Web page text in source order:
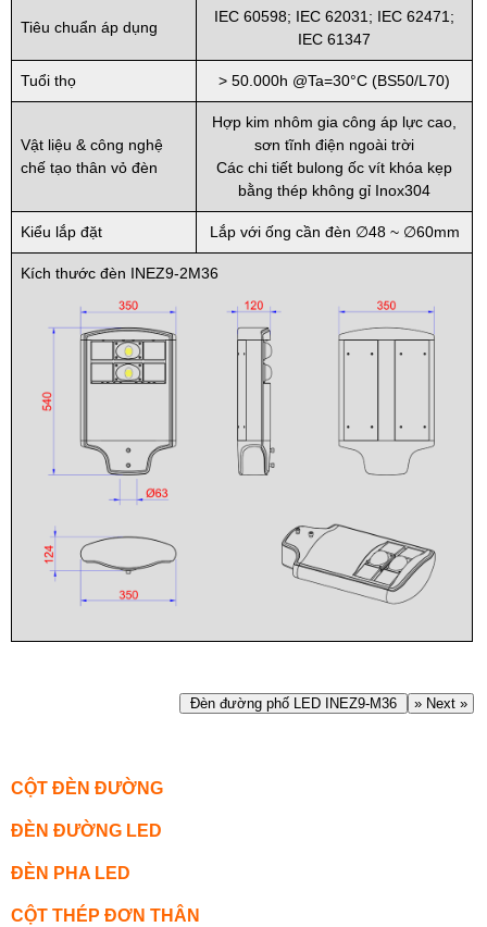
Tiêu chuẩn áp dụng
IEC 60598; IEC 62031; IEC 62471;
IEC 61347
Tuổi thọ > 50.000h @Ta=30°C (BS50/L70)
Vật liệu & công nghệ
chế tạo thân vỏ đèn
Hợp kim nhôm gia công áp lực cao,
sơn tĩnh điện ngoài trời
Các chi tiết bulong ốc vít khóa kẹp
bằng thép không gỉ Inox304
Kiểu lắp đặt Lắp với ống cần đèn ∅48 ~ ∅60mm
Kích thước đèn INEZ9-2M36
Đèn đường phố LED INEZ9-M36 » Next »
CỘT ĐÈN ĐƯỜNG
ĐÈN ĐƯỜNG LED
ĐÈN PHA LED
CỘT THÉP ĐƠN THÂN